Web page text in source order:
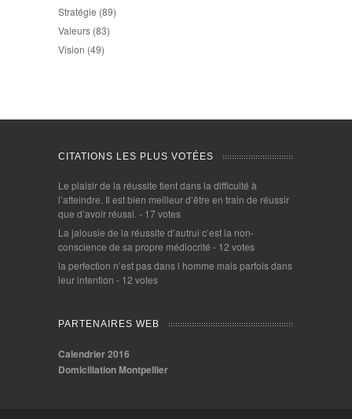
Stratégie (89)
Valeurs (83)
Vision (49)
CITATIONS LES PLUS VOTÉES
Le plaisir de la réussite tient dans la difficulté à
l’atteindre. Il est bien meilleur d’être en train de réussir
que d’avoir réussi. - 17 votes
La jalousie de la réussite d’autrui c’est la non-
conscience de sa propre médiocrité - 12 votes
la perfection n’est pas dans l homme mais parfois dans
leur intention - 12 votes
PARTENAIRES WEB
Calendrier 2016
Domiciliation Montpellier